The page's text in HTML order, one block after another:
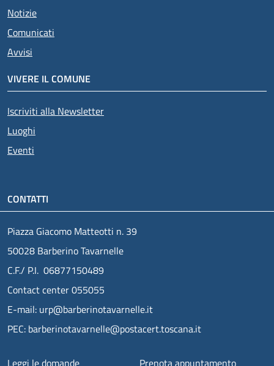
Notizie
Comunicati
Avvisi
VIVERE IL COMUNE
Iscriviti alla Newsletter
Luoghi
Eventi
CONTATTI
Piazza Giacomo Matteotti n. 39
50028 Barberino Tavarnelle
C.F./ P.I. 06877150489
Contact center 055055
E-mail: urp@barberinotavarnelle.it
PEC: barberinotavarnelle@postacert.toscana.it
Leggi le domande Prenota appuntamento